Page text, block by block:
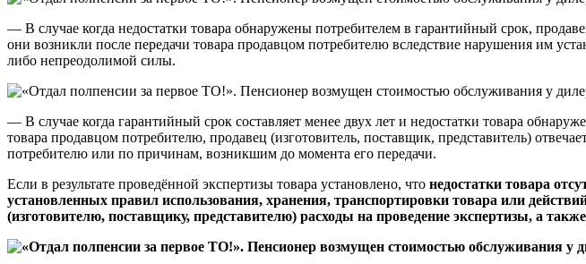
— В случае когда недостатки товара обнаружены потребителем в гарантийный срок,
они возникли после передачи товара продавцом потребителю вследствие нарушения им
либо непреодолимой силы.
— В случае когда гарантийный срок составляет менее двух лет и недостатки товара
товара продавцом потребителю, продавец (изготовитель, поставщик, представитель)
потребителю или по причинам, возникшим до момента его передачи.
Если в результате проведённой экспертизы товара установлено, что недостатки товара
установленных правил использования, хранения, транспортировки товара или
(изготовителю, поставщику, представителю) расходы на проведение экспертизы, а